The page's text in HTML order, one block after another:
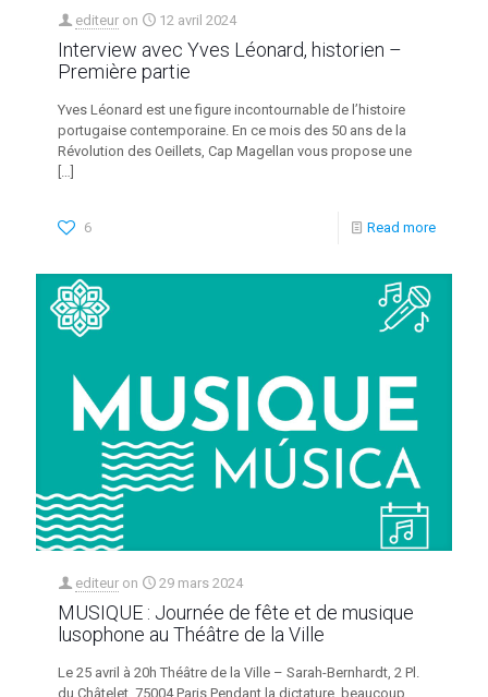
editeur on 12 avril 2024
Interview avec Yves Léonard, historien –
Première partie
Yves Léonard est une figure incontournable de l’histoire
portugaise contemporaine. En ce mois des 50 ans de la
Révolution des Oeillets, Cap Magellan vous propose une
[…]
6 Read more
editeur on 29 mars 2024
MUSIQUE : Journée de fête et de musique
lusophone au Théâtre de la Ville
Le 25 avril à 20h Théâtre de la Ville – Sarah-Bernhardt, 2 Pl.
du Châtelet, 75004 Paris Pendant la dictature, beaucoup